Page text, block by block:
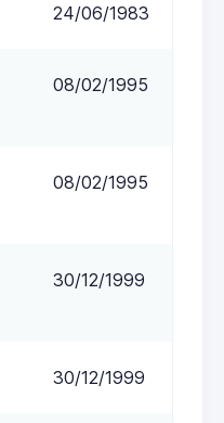
24/06/1983
08/02/1995
08/02/1995
30/12/1999
30/12/1999